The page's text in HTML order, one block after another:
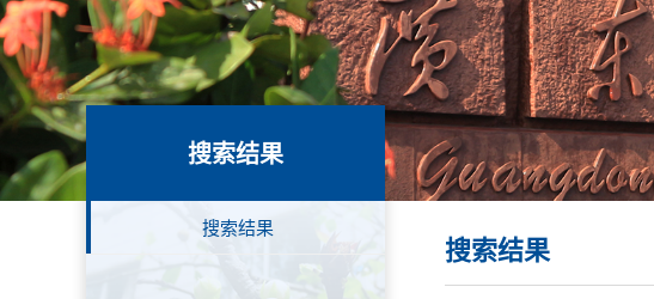
搜索结果
搜索结果
搜索结果